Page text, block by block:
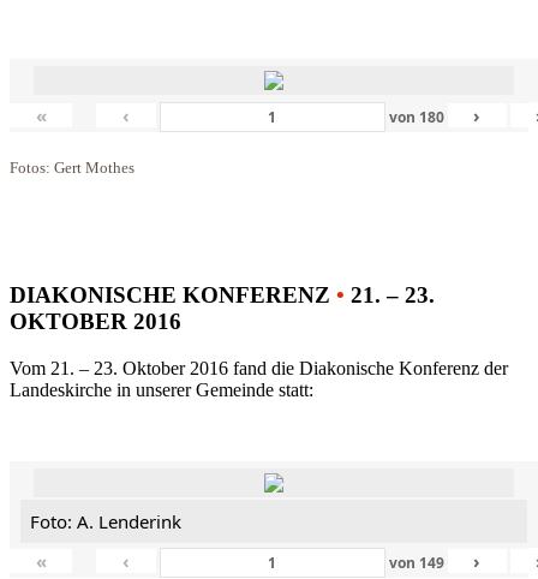
« ‹ von 180 ›
Fotos: Gert Mothes
DIAKONISCHE KONFERENZ • 21. – 23.
OKTOBER 2016
Vom 21. – 23. Oktober 2016 fand die Diakonische Konferenz der
Landeskirche in unserer Gemeinde statt:
Foto: A. Lenderink
«
‹ von 149 ›